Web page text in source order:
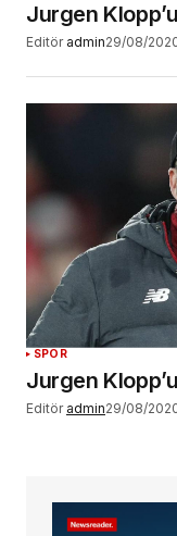
Jurgen
Editör admin29/08/
SPOR
Jurgen
Editör admin29/08/